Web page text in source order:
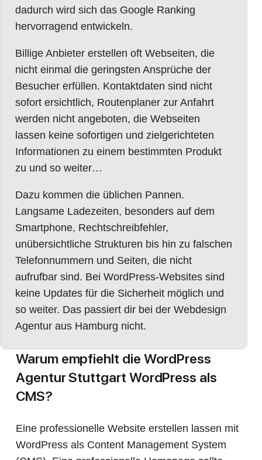
dadurch wird sich das Google Ranking
hervorragend entwickeln.
Billige Anbieter erstellen oft Webseiten, die
nicht einmal die geringsten Ansprüche der
Besucher erfüllen. Kontaktdaten sind nicht
sofort ersichtlich, Routenplaner zur Anfahrt
werden nicht angeboten, die Webseiten
lassen keine sofortigen und zielgerichteten
Informationen zu einem bestimmten Produkt
zu und so weiter…
Dazu kommen die üblichen Pannen.
Langsame Ladezeiten, besonders auf dem
Smartphone, Rechtschreibfehler,
unübersichtliche Strukturen bis hin zu falschen
Telefonnummern und Seiten, die nicht
aufrufbar sind. Bei WordPress-Websites sind
keine Updates für die Sicherheit möglich und
so weiter. Das passiert dir bei der Webdesign
Agentur aus Hamburg nicht.
Warum empfiehlt die WordPress
Agentur Stuttgart WordPress als
CMS?
Eine professionelle Website erstellen lassen mit
WordPress als Content Management System